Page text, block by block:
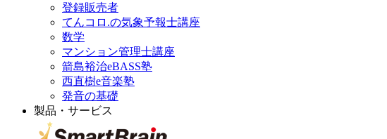
登録販売者
てんコロ.の気象予報士講座
数学
マンション管理士講座
箭島裕治eBASS塾
西直樹e音楽塾
発音の基礎
製品・サービス